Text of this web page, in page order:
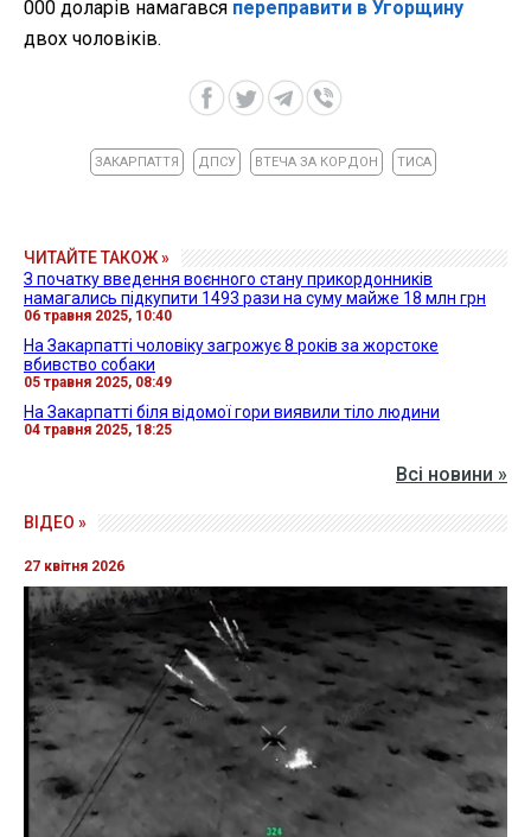
000 доларів намагався переправити в Угорщину
двох чоловіків.
ЗАКАРПАТТЯ ДПСУ ВТЕЧА ЗА КОРДОН ТИСА
ЧИТАЙТЕ ТАКОЖ »
З початку введення воєнного стану прикордонників
намагались підкупити 1493 рази на суму майже 18 млн грн
06 травня 2025, 10:40
На Закарпатті чоловіку загрожує 8 років за жорстоке
вбивство собаки
05 травня 2025, 08:49
На Закарпатті біля відомої гори виявили тіло людини
04 травня 2025, 18:25
Всі новини »
ВІДЕО »
27 квітня 2026